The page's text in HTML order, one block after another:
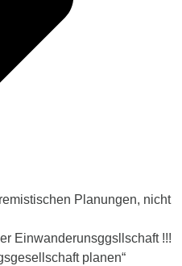
Planungen, nicht
Einwanderunsggsllschaft !!!
planen“